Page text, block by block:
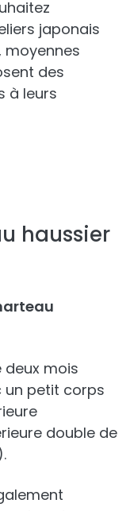
japonais
des
leurs
haussier
deux mois
petit corps
double de